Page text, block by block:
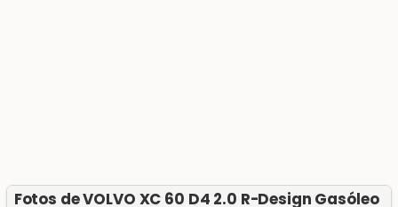
Fotos de VOLVO XC 60 D4 2.0 R-Design Gasóleo